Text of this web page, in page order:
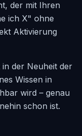
der mit Ihren
ich X" ohne
Aktivierung
der Neuheit der
Wissen in
wird – genau
schon ist.